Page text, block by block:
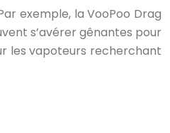
exemple, la VooPoo Drag
s’avérer gênantes pour
les vapoteurs recherchant